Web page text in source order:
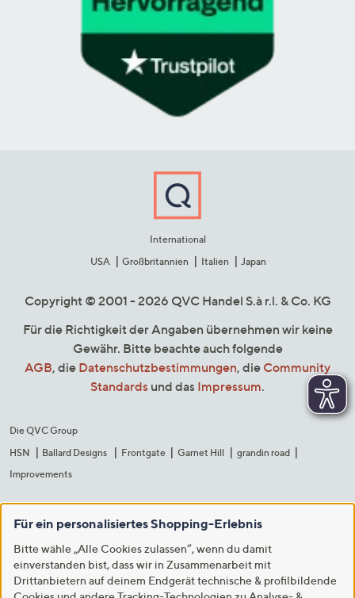
International
USA
Großbritannien Italien Japan
Copyright © 2001 - 2026 QVC Handel S.à r.l. & Co. KG
Für die Richtigkeit der Angaben übernehmen wir keine
Gewähr. Bitte beachte auch folgende
AGB, die Datenschutzbestimmungen, die Community
Standards und das Impressum.
Die QVC Group
HSN
Ballard Designs Frontgate Garnet Hill
grandin road
Improvements
Für ein personalisiertes Shopping-Erlebnis
Bitte wähle „Alle Cookies zulassen“, wenn du damit
einverstanden bist, dass wir in Zusammenarbeit mit
Drittanbietern auf deinem Endgerät technische & profilbildende